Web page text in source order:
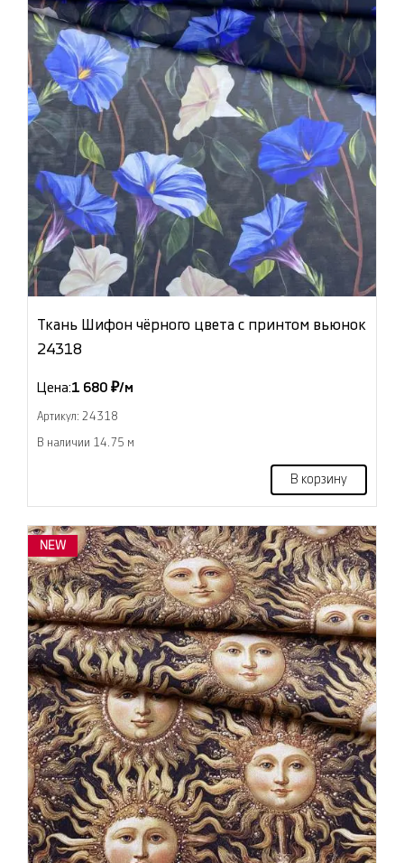
Ткань Шифон чёрного цвета с принтом вьюнок
24318
Цена:1 680 ₽/м
Артикул: 24318
В наличии 14.75 м
В корзину
NEW